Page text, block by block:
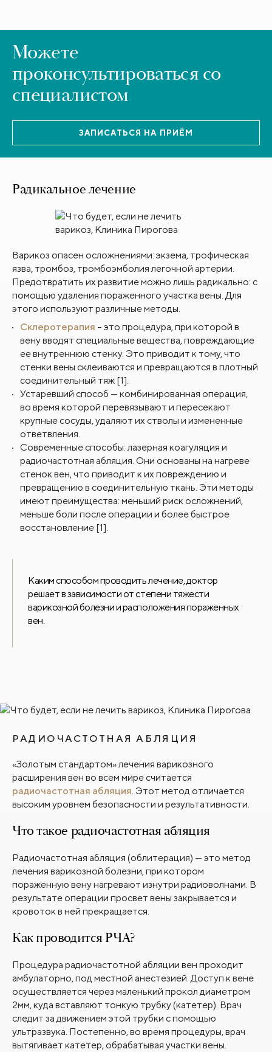
Можете
проконсультироваться со
специалистом
ЗАПИСАТЬСЯ НА ПРИЁМ
Радикальное лечение
Варикоз опасен осложнениями: экзема, трофическая
язва, тромбоз, тромбоэмболия легочной артерии.
Предотвратить их развитие можно лишь радикально: с
помощью удаления пораженного участка вены. Для
этого используют различные методы.
Склеротерапия – это процедура, при которой в
вену вводят специальные вещества, повреждающие
ее внутреннюю стенку. Это приводит к тому, что
стенки вены склеиваются и превращаются в плотный
соединительный тяж [1].
Устаревший способ — комбинированная операция,
во время которой перевязывают и пересекают
крупные сосуды, удаляют их стволы и измененные
ответвления.
Современные способы: лазерная коагуляция и
радиочастотная абляция. Они основаны на нагреве
стенок вен, что приводит к их повреждению и
превращению в соединительную ткань. Эти методы
имеют преимущества: меньший риск осложнений,
меньше боли после операции и более быстрое
восстановление [1].
Каким способом проводить лечение, доктор
решает в зависимости от степени тяжести
варикозной болезни и расположения пораженных
вен.
РАДИОЧАСТОТНАЯ АБЛЯЦИЯ
«Золотым стандартом» лечения варикозного
расширения вен во всем мире считается
радиочастотная абляция. Этот метод отличается
высоким уровнем безопасности и результативности.
Что такое радиочастотная абляция
Радиочастотная абляция (облитерация) — это метод
лечения варикозной болезни, при котором
пораженную вену нагревают изнутри радиоволнами. В
результате операции просвет вены закрывается и
кровоток в ней прекращается.
Как проводится РЧА?
Процедура радиочастотной абляции вен проходит
амбулаторно, под местной анестезией. Доступ к вене
осуществляется через маленький прокол диаметром
2мм, куда вставляют тонкую трубку (катетер). Врач
следит за движением этой трубки с помощью
ультразвука. Постепенно, во время процедуры, врач
вытягивает катетер, обрабатывая участки вены.